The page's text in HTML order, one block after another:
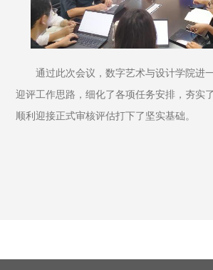
通过此次会议，数字艺术与设计学院进
迎评工作思路，细化了各项任务安排，夯实
顺利迎接正式审核评估打下了坚实基础。